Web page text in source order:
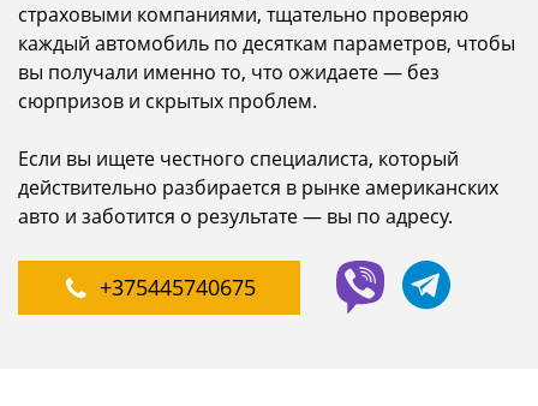
страховыми компаниями, тщательно проверяю
каждый автомобиль по десяткам параметров, чтобы
вы получали именно то, что ожидаете — без
сюрпризов и скрытых проблем.
Если вы ищете честного специалиста, который
действительно разбирается в рынке американских
авто и заботится о результате — вы по адресу.
+375445740675